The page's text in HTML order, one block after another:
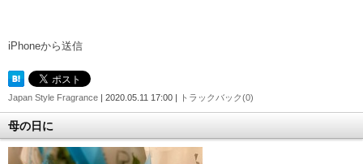
iPhoneから送信
Japan Style Fragrance | 2020.05.11 17:00 | トラックバック(0)
母の日に